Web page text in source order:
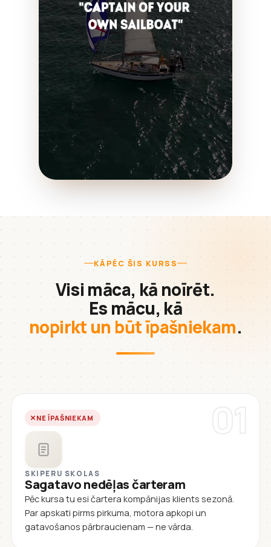
KĀPĒC ŠIS KURSS
Visi māca, kā noīrēt.
Es mācu, kā
nopirkt un būt īpašniekam.
01
NE ĪPAŠNIEKAM
SKIPERU SKOLAS
Sagatavo nedēļas čarteram
Pēc kursa tu esi čartera kompānijas klients sezonā.
Par apskati pirms pirkuma, motora apkopi un
gatavošanos pārbraucienam — ne vārda.